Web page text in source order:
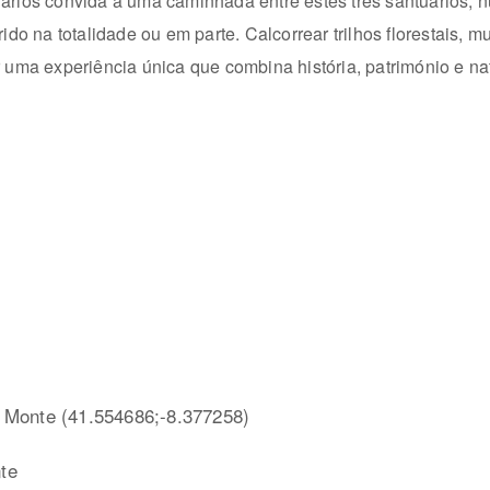
na totalidade ou em parte. Calcorrear trilhos florestais,
experiência única que combina história, património e
(41.554686;-8.377258)